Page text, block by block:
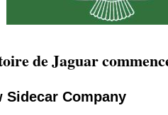
de Jaguar
Sidecar Company